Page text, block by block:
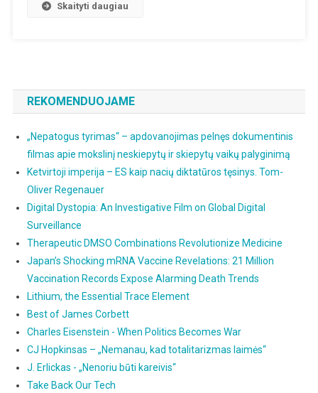
Vienuolyno
Skaityti daugiau
REKOMENDUOJAME
„Nepatogus tyrimas“ – apdovanojimas pelnęs dokumentinis
filmas apie mokslinį neskiepytų ir skiepytų vaikų palyginimą
Ketvirtoji imperija – ES kaip nacių diktatūros tęsinys. Tom-
Oliver Regenauer
Digital Dystopia: An Investigative Film on Global Digital
Surveillance
Therapeutic DMSO Combinations Revolutionize Medicine
Japan’s Shocking mRNA Vaccine Revelations: 21 Million
Vaccination Records Expose Alarming Death Trends
Lithium, the Essential Trace Element
Best of James Corbett
Charles Eisenstein - When Politics Becomes War
CJ Hopkinsas – „Nemanau, kad totalitarizmas laimės“
J. Erlickas - „Nenoriu būti kareivis“
Take Back Our Tech